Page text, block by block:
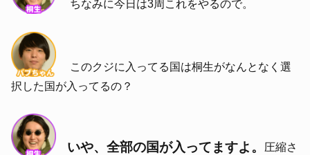
ちなみに今日は3周これをやるので。
このクジに入ってる国は桐生がなんとなく選
択した国が入ってるの？
いや、全部の国が入ってますよ。
圧縮さ